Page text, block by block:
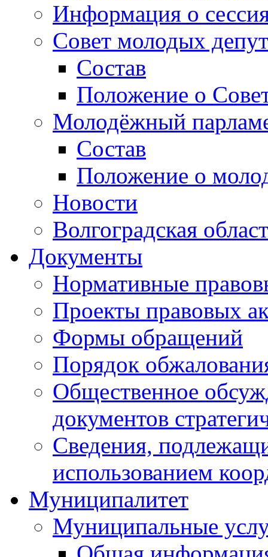
Информация о
Совет молодых
Состав
Положение о
Молодёжный
Состав
Положение о
Новости
Волгоградская
Документы
Нормативные
Проекты правовых
Формы обращений
Порядок
Общественное
документов
Сведения,
использованием
Муниципалитет
Муниципальные